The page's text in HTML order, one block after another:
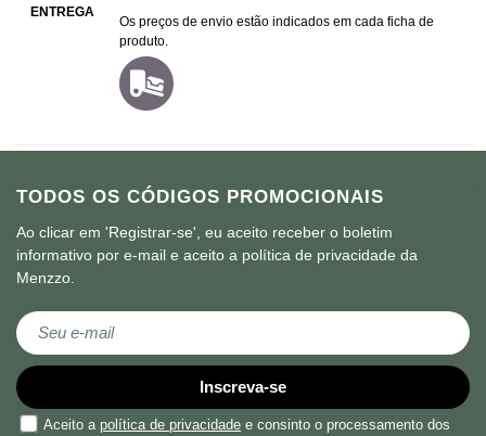
TODOS OS CÓDIGOS PROMOCIONAIS
Ao clicar em 'Registrar-se', eu aceito receber o boletim
informativo por e-mail e aceito a política de privacidade da
Menzzo.
Subscreva a nossa Newsletter:
Inscreva-se
Aceito a política de privacidade e consinto o processamento dos
ENTREGA
Os preços de envio estão indicados em cada ficha de
produto.